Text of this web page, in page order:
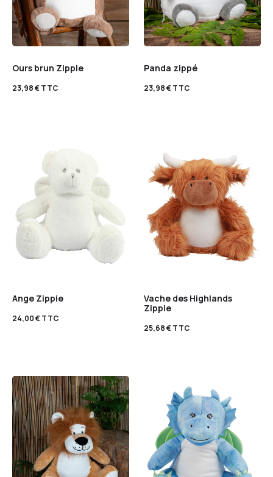
Ours brun Zippie
23,98€TTC
Panda zippé
23,98€TTC
Ange Zippie
24,00€TTC
Vache des Highlands
Zippie
25,68€TTC